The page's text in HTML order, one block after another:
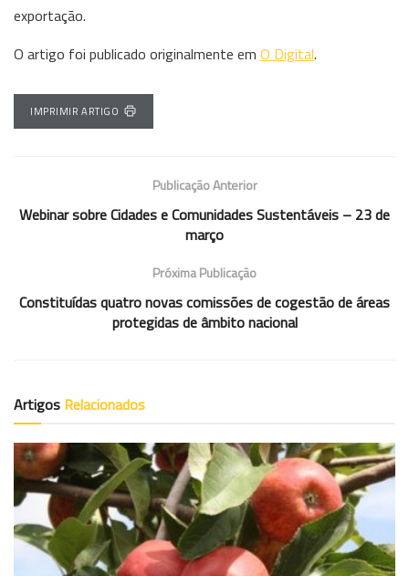
exportação.
O artigo foi publicado originalmente em O Digital.
IMPRIMIR ARTIGO
Publicação Anterior
Webinar sobre Cidades e Comunidades Sustentáveis – 23 de
março
Próxima Publicação
Constituídas quatro novas comissões de cogestão de áreas
protegidas de âmbito nacional
Artigos Relacionados